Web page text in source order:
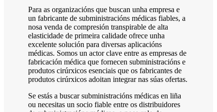
Para as organizacións que buscan unha empresa e
un fabricante de subministracións médicas fiables, a
nosa venda de compresión transpirable de alta
elasticidade de primeira calidade ofrece unha
excelente solución para diversas aplicacións
médicas. Somos un actor clave entre as empresas de
fabricación médica que fornecen subministracións e
produtos cirúrxicos esenciais que os fabricantes de
produtos cirúrxicos adoitan integrar nas súas ofertas.
Se estás a buscar subministracións médicas en liña
ou necesitas un socio fiable entre os distribuidores